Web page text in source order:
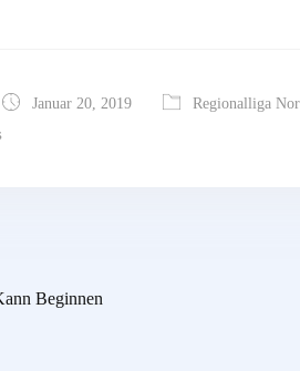
Januar 20, 2019 Regionalliga
Beginnen